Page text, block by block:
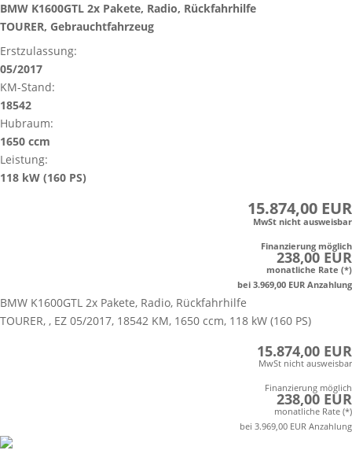
BMW K1600GTL 2x Pakete, Radio, Rückfahrhilfe
TOURER, Gebrauchtfahrzeug
Erstzulassung:
05/2017
KM-Stand:
18542
Hubraum:
1650 ccm
Leistung:
118 kW (160 PS)
15.874,00 EUR
MwSt nicht ausweisbar
Finanzierung möglich
238,00 EUR
monatliche Rate (*)
bei 3.969,00 EUR Anzahlung
BMW K1600GTL 2x Pakete, Radio, Rückfahrhilfe
TOURER, , EZ 05/2017, 18542 KM, 1650 ccm, 118 kW (160 PS)
15.874,00 EUR
MwSt nicht ausweisbar
Finanzierung möglich
238,00 EUR
monatliche Rate (*)
bei 3.969,00 EUR Anzahlung